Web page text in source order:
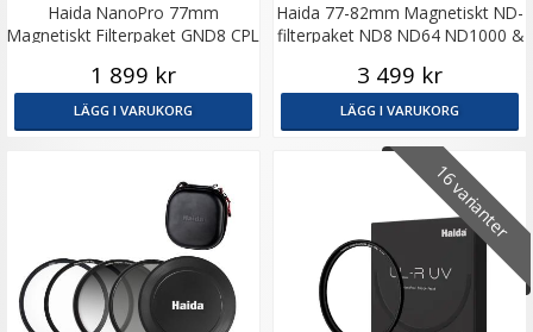
Haida NanoPro 77mm
Magnetiskt Filterpaket GND8 CPL
1 899 kr
LÄGG I VARUKORG
Haida 77-82mm Magnetiskt ND-
filterpaket ND8 ND64 ND1000 &
3 499 kr
LÄGG I VARUKORG
16 varianter